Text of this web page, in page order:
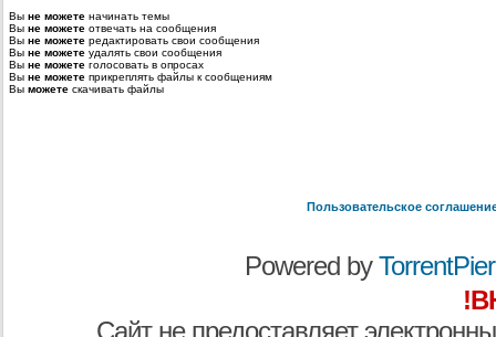
Вы не можете начинать темы
Вы не можете отвечать на сообщения
Вы не можете редактировать свои сообщения
Вы не можете удалять свои сообщения
Вы не можете голосовать в опросах
Вы не можете прикреплять файлы к сообщениям
Вы можете скачивать файлы
Пользовательское
Powered by
Сайт не предоставляет